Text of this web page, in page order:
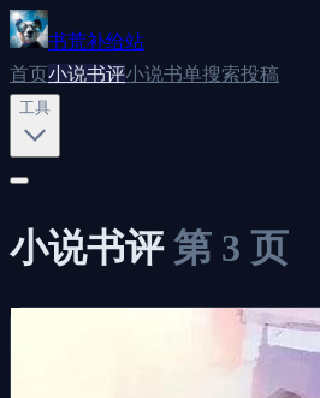
书荒补给站
首页小说书评小说书单搜索投稿
工具
小说书评 第 3 页